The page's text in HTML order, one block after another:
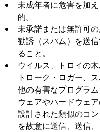
未成年者に危害を加
的。
未承諾または無許可
勧誘（スパム）を送
ること。
ウイルス、トロイの
トローク・ロガー、
他の有害なプログラ
ウェアやハードウェ
設計された類似のコ
を故意に送信、送信